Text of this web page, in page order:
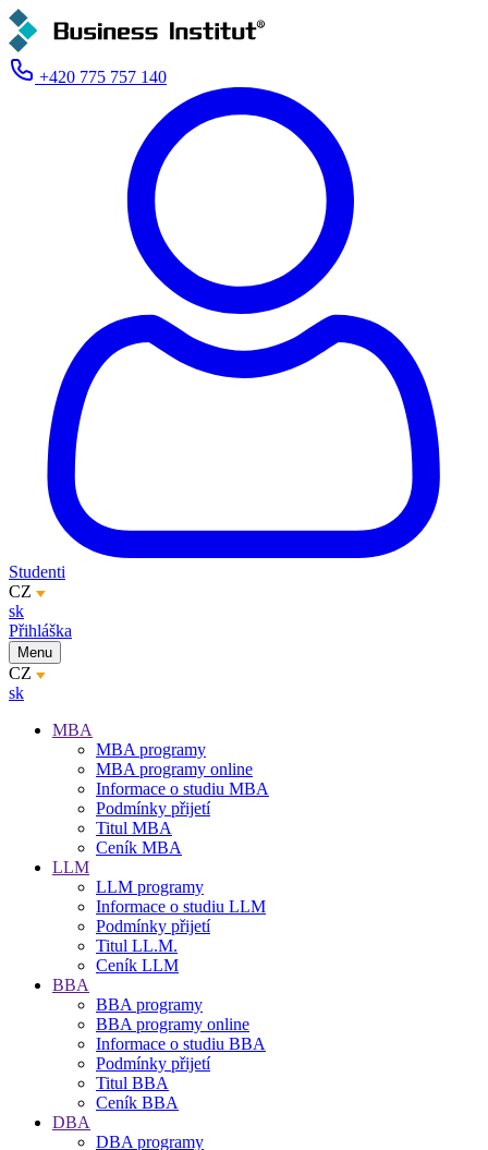
+420 775 757 140
Studenti
CZ
sk
Přihláška
Menu
CZ
sk
MBA
MBA programy
MBA programy online
Informace o studiu MBA
Podmínky přijetí
Titul MBA
Ceník MBA
LLM
LLM programy
Informace o studiu LLM
Podmínky přijetí
Titul LL.M.
Ceník LLM
BBA
BBA programy
BBA programy online
Informace o studiu BBA
Podmínky přijetí
Titul BBA
Ceník BBA
DBA
DBA programy